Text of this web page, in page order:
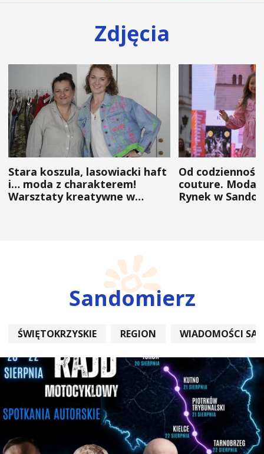
Zdjęcia
Stara koszula, lasowiacki haft
i… moda z charakterem!
Warsztaty kreatywne w
Od
couture. Moda
Rynek w
Sandomierz
ŚWIĘTOKRZYSKIE REGION WIADOMOŚCI